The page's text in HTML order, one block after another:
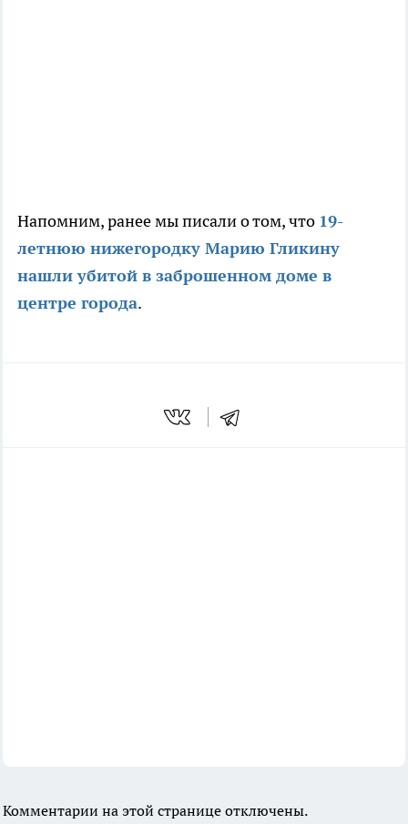
Напомним, ранее мы писали о том, что 19-
летнюю нижегородку Марию Гликину
нашли убитой в заброшенном доме в
центре города.
Комментарии на этой странице отключены.